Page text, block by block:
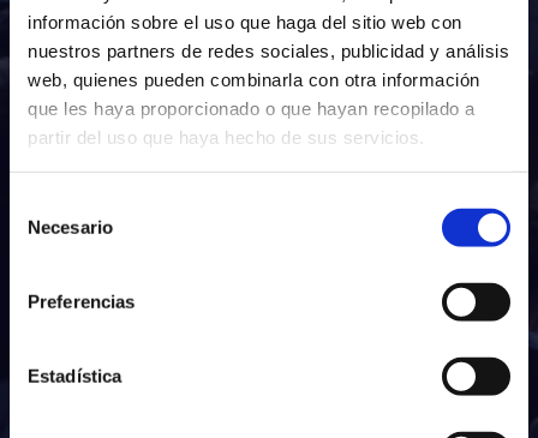
información sobre el uso que haga del sitio web con
nuestros partners de redes sociales, publicidad y análisis
web, quienes pueden combinarla con otra información
que les haya proporcionado o que hayan recopilado a
partir del uso que haya hecho de sus servicios.
Necesario
Preferencias
Estadística